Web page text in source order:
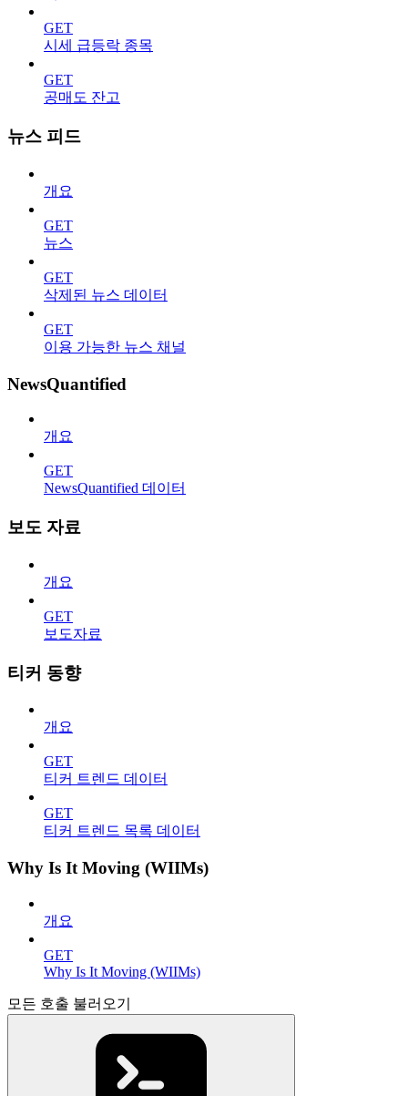
GET
시세 급등락 종목
GET
공매도 잔고
뉴스 피드
개요
GET
뉴스
GET
삭제된 뉴스 데이터
GET
이용 가능한 뉴스 채널
NewsQuantified
개요
GET
NewsQuantified 데이터
보도 자료
개요
GET
보도자료
티커 동향
개요
GET
티커 트렌드 데이터
GET
티커 트렌드 목록 데이터
Why Is It Moving (WIIMs)
개요
GET
Why Is It Moving (WIIMs)
모든 호출 불러오기